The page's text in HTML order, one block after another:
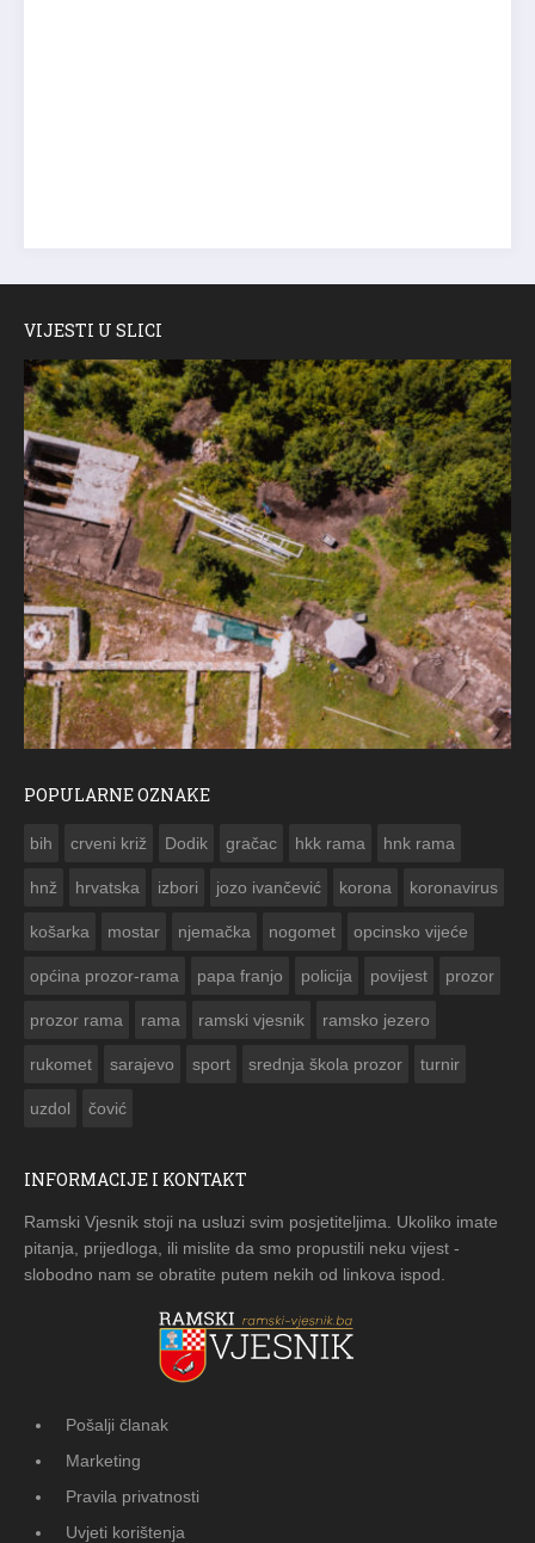
VIJESTI U SLICI
POPULARNE OZNAKE
bih crveni križ Dodik gračac hkk rama hnk rama
hnž hrvatska izbori jozo ivančević korona koronavirus
košarka mostar njemačka nogomet opcinsko vijeće
općina prozor-rama papa franjo policija povijest prozor
prozor rama rama ramski vjesnik ramsko jezero
rukomet sarajevo sport srednja škola prozor turnir
uzdol čović
INFORMACIJE I KONTAKT
Ramski Vjesnik stoji na usluzi svim posjetiteljima. Ukoliko imate
pitanja, prijedloga, ili mislite da smo propustili neku vijest -
slobodno nam se obratite putem nekih od linkova ispod.
Pošalji članak
Marketing
Pravila privatnosti
Uvjeti korištenja